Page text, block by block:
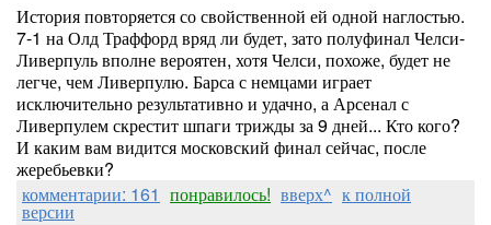
История повторяется со свойственной ей одной наглостью.
7-1 на Олд Траффорд вряд ли будет, зато полуфинал Челси-
Ливерпуль вполне вероятен, хотя Челси, похоже, будет не
легче, чем Ливерпулю. Барса с немцами играет
исключительно результативно и удачно, а Арсенал с
Ливерпулем скрестит шпаги трижды за 9 дней... Кто кого?
И каким вам видится московский финал сейчас, после
жеребьевки?
комментарии: 161 понравилось! вверх^ к полной
версии